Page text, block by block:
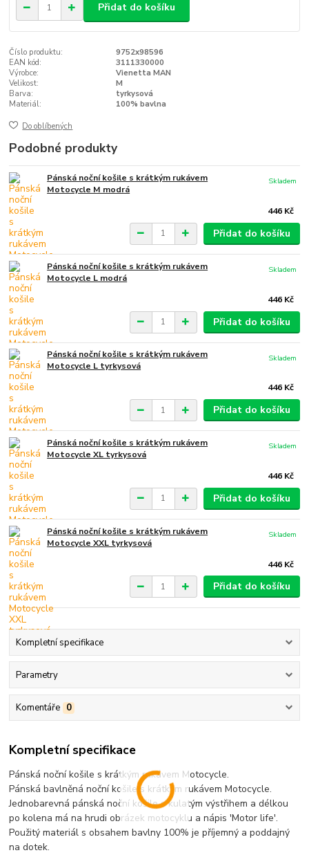
Přidat do košíku
Číslo produktu:
9752x98596
EAN kód:
3111330000
Výrobce:
Vienetta MAN
Velikost:
M
Barva:
tyrkysová
Materiál:
100% bavlna
Do oblíbených
Podobné produkty
Pánská noční košile s krátkým rukávem
Motocycle M modrá
446 Kč
Skladem
Přidat do košíku
Pánská noční košile s krátkým rukávem
Motocycle L modrá
446 Kč
Skladem
Přidat do košíku
Pánská noční košile s krátkým rukávem
Motocycle L tyrkysová
446 Kč
Skladem
Přidat do košíku
Pánská noční košile s krátkým rukávem
Motocycle XL tyrkysová
446 Kč
Skladem
Přidat do košíku
Pánská noční košile s krátkým rukávem
Motocycle XXL tyrkysová
446 Kč
Skladem
Přidat do košíku
Kompletní specifikace
Parametry
Komentáře 0
Kompletní specifikace
Pánská noční košile s krátkým rukávem Motocycle.
Pánská bavlněná noční košile s krátkým rukávem Motocycle.
Jednobarevná pánská noční košile s kulatým výstřihem a délkou
po kolena má na hrudi obrázek motocyklu a nápis 'Motor life'.
Použitý materiál s obsahem bavlny 100% je příjemný a poddajný
na dotek.